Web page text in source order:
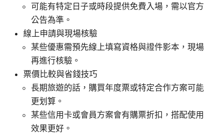
可能有特定日子或時段提供免費入場，需以官方
公告為準。
線上申請與現場核驗
某些優惠需預先線上填寫資格與證件影本，現場
再進行核驗。
票價比較與省錢技巧
長期旅遊的話，購買年度票或特定合作方案可能
更划算。
某些信用卡或會員方案會有購票折扣，搭配使用
效果更好。